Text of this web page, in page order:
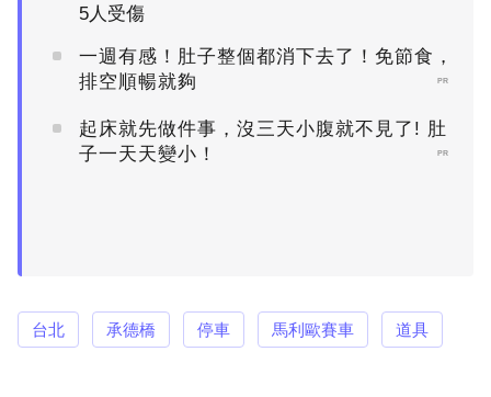
5人受傷
一週有感！肚子整個都消下去了！免節食，
排空順暢就夠
PR
起床就先做件事，沒三天小腹就不見了! 肚
子一天天變小！
PR
台北 承德橋 停車 馬利歐賽車 道具